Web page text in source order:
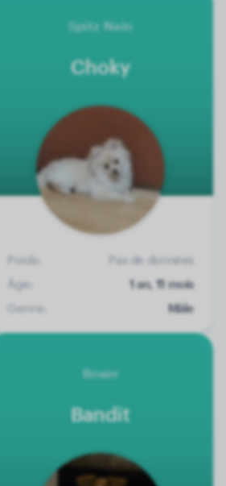
Spitz Nain
Choky
Poids:
Pas de données
Âge:
1 an, 11 mois
Genre:
Mâle
Boxer
Bandit